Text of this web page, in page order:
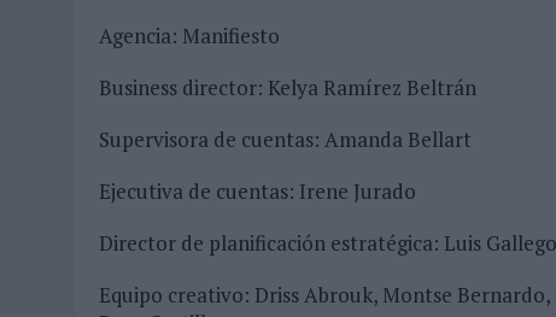
Agencia: Manifiesto
Business director: Kelya Ramírez Beltrán
Supervisora de cuentas: Amanda Bellart
Ejecutiva de cuentas: Irene Jurado
Director de planificación estratégica: Luis Gallego
Equipo creativo: Driss Abrouk, Montse